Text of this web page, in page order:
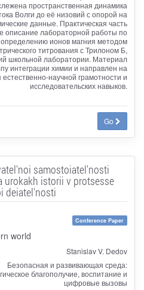
пространственная динамика
Волги до её низовий с опорой на
данные. Практическая часть
описание лабораторной работы по
ионов магния методом
титрования с Трилоном Б,
школьной лаборатории. Материал
интеграции химии и направлен на
научной грамотности и
исследовательских навыков.
Go
samostoiatel'nosti
istorii v protsesse
deiatel'nosti
Conference Paper
world
Stanislav V. Dedov
Безопасная и развивающая среда:
благополучие, воспитание и
цифровые вызовы